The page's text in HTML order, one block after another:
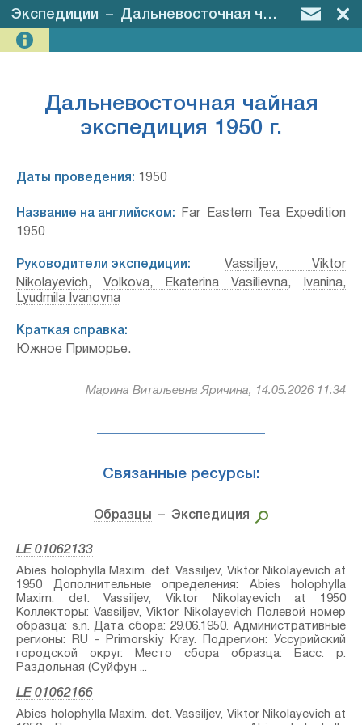
Экспедиции – Дальневосточная чайная экспедиция 1950 г.
Дальневосточная чайная
экспедиция 1950 г.
Даты проведения: 1950
Название на английском: Far Eastern Tea Expedition
1950
Руководители экспедиции:
Vassiljev, Viktor
Nikolayevich, Volkova, Ekaterina Vasilievna,
Ivanina,
Lyudmila Ivanovna
Краткая справка:
Южное Приморье.
Марина Витальевна Яричина, 14.05.2026 11:34
Связанные ресурсы:
Образцы – Экспедиция
LE 01062133
Abies holophylla Maxim.⁣ det. Vassiljev, Viktor Nikolayevich at
1950 Дополнительные определения: Abies holophylla
Maxim.⁣ det. Vassiljev, Viktor Nikolayevich at 1950
Коллекторы: Vassiljev, Viktor Nikolayevich Полевой номер
образца: s.n. Дата сбора: 29.06.1950. Административные
регионы: RU - Primorskiy Kray. Подрегион: Уссурийский
городской округ. Место сбора образца: Басс. р.
Раздольная (Суйфун ...
LE 01062166
Abies holophylla Maxim.⁣ det. Vassiljev, Viktor Nikolayevich at